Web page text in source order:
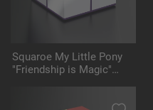
Squaroe My Little Pony
"Friendship is Magic"